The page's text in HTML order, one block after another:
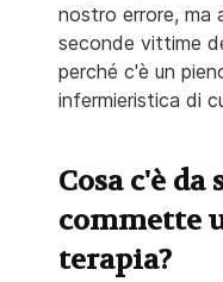
nostro errore, ma
seconde vittime
perché c'è un
infermieristica di
Cosa c'è da
commette
terapia?